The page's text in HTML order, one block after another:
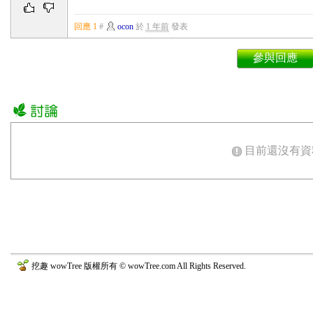
回應 1 # ocon於 1 年前發表
參與回應
目前還沒有
挖趣 wowTree 版權所有 © wowTree.com All Rights Reserved.